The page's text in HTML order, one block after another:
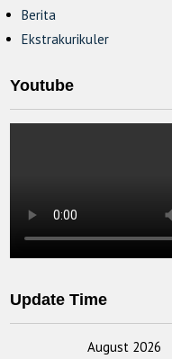
Berita
Ekstrakurikuler
Youtube
Update Time
August 2026